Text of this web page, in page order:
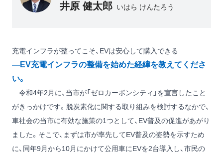
井原 健太郎 いはら けんたろう
充電インフラが整ってこそ、EVは安心して購入できる
―EV充電インフラの整備を始めた経緯を教えてくださ
い。
令和4年2月に、当市が「ゼロカーボンシティ」を宣言したこと
がきっかけです。脱炭素化に関する取り組みを検討するなかで、
車社会の当市に有効な施策の1つとして、EV普及の促進があがり
ました。そこで、まずは市が率先してEV普及の姿勢を示すため
に、同年9月から10月にかけて公用車にEVを2台導入し、市民の